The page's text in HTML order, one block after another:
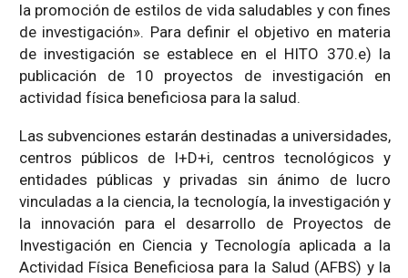
la promoción de estilos de vida saludables y con fines
de investigación». Para definir el objetivo en materia
de investigación se establece en el HITO 370.e) la
publicación de 10 proyectos de investigación en
actividad física beneficiosa para la salud.
Las subvenciones estarán destinadas a universidades,
centros públicos de I+D+i, centros tecnológicos y
entidades públicas y privadas sin ánimo de lucro
vinculadas a la ciencia, la tecnología, la investigación y
la innovación para el desarrollo de Proyectos de
Investigación en Ciencia y Tecnología aplicada a la
Actividad Física Beneficiosa para la Salud (AFBS) y la